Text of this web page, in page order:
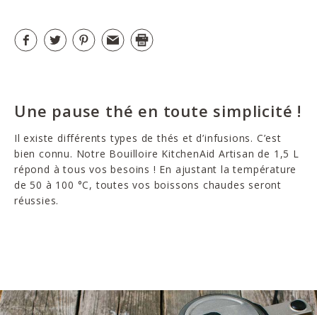
Une pause thé en toute simplicité !
Il existe différents types de thés et d’infusions. C’est
bien connu. Notre Bouilloire KitchenAid Artisan de 1,5 L
répond à tous vos besoins ! En ajustant la température
de 50 à 100 °C, toutes vos boissons chaudes seront
réussies.